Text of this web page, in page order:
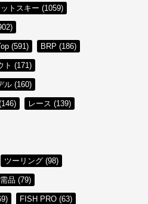
トスキー (1059)
(591) BRP (186)
ト (171)
ル (160)
レース (139)
ツーリング (98)
品 (79)
FISH PRO (63)